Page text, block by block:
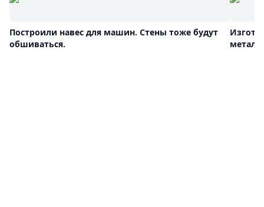
Построили навес для машин. Стены тоже будут
обшиваться.